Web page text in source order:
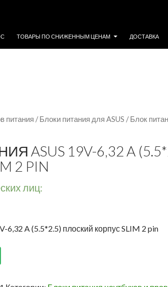
ТОВАРЫ ПО СНИЖЕННЫМ ЦЕНАМ ДОСТАВКА
питания /Блоки питания для ASUS / Блок
ASUS 19V-6,32 A
2 PIN
лиц:
6,32 A (5.5*2.5) плоский корпус SLIM 2 pin